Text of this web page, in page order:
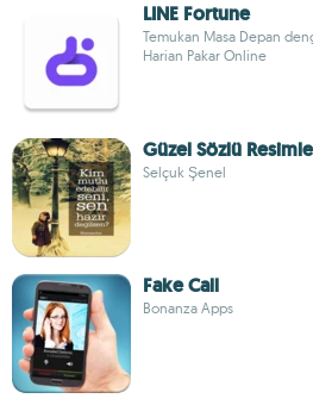
LINE Fortune
Temukan Masa Depan
Harian Pakar Online
Güzel Sözlü
Selçuk Şenel
Fake Call
Bonanza Apps